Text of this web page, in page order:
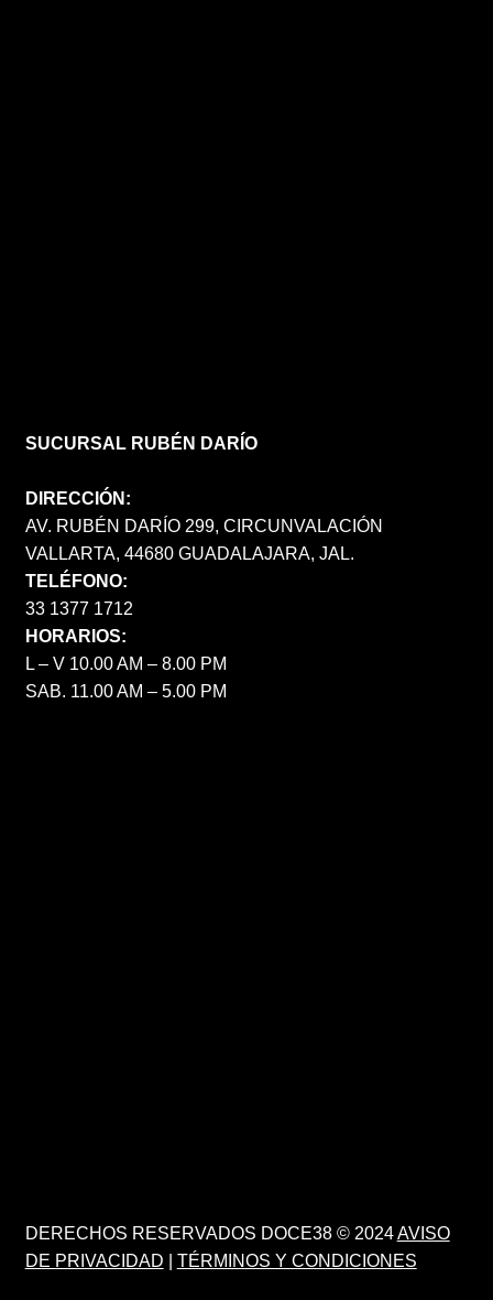
SUCURSAL RUBÉN DARÍO
DIRECCIÓN:
AV. RUBÉN DARÍO 299, CIRCUNVALACIÓN
VALLARTA, 44680 GUADALAJARA, JAL.
TELÉFONO:
33 1377 1712
HORARIOS:
L – V 10.00 AM – 8.00 PM
SAB. 11.00 AM – 5.00 PM
DERECHOS RESERVADOS DOCE38 © 2024AVISO
DE PRIVACIDAD
TÉRMINOS Y CONDICIONES